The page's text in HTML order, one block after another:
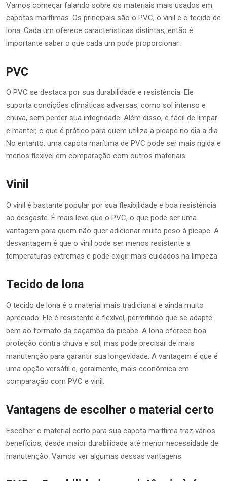
Vamos começar falando sobre os materiais mais usados em
capotas marítimas. Os principais são o PVC, o vinil e o tecido de
lona. Cada um oferece características distintas, então é
importante saber o que cada um pode proporcionar.
PVC
O PVC se destaca por sua durabilidade e resistência. Ele
suporta condições climáticas adversas, como sol intenso e
chuva, sem perder sua integridade. Além disso, é fácil de limpar
e manter, o que é prático para quem utiliza a picape no dia a dia.
No entanto, uma capota marítima de PVC pode ser mais rígida e
menos flexível em comparação com outros materiais.
Vinil
O vinil é bastante popular por sua flexibilidade e boa resistência
ao desgaste. É mais leve que o PVC, o que pode ser uma
vantagem para quem não quer adicionar muito peso à picape. A
desvantagem é que o vinil pode ser menos resistente a
temperaturas extremas e pode exigir mais cuidados na limpeza.
Tecido de lona
O tecido de lona é o material mais tradicional e ainda muito
apreciado. Ele é resistente e flexível, permitindo que se adapte
bem ao formato da caçamba da picape. A lona oferece boa
proteção contra chuva e sol, mas pode precisar de mais
manutenção para garantir sua longevidade. A vantagem é que é
uma opção versátil e, geralmente, mais econômica em
comparação com PVC e vinil.
Vantagens de escolher o material certo
Escolher o material certo para sua capota marítima traz vários
benefícios, desde maior durabilidade até menor necessidade de
manutenção. Vamos ver algumas dessas vantagens: